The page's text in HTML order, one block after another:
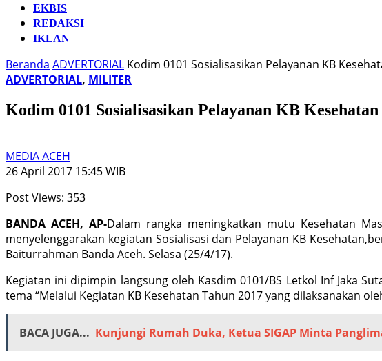
EKBIS
REDAKSI
IKLAN
Beranda ADVERTORIAL Kodim 0101 Sosialisasikan Pelayanan KB
ADVERTORIAL, MILITER
Kodim 0101 Sosialisasikan Pelayanan KB
MEDIA ACEH
26 April 2017 15:45 WIB
Post Views: 353
BANDA ACEH, AP-Dalam rangka meningkatkan mutu Kesehatan
menyelenggarakan kegiatan Sosialisasi dan Pelayanan KB
Baiturrahman Banda Aceh. Selasa (25/4/17).
Kegiatan ini dipimpin langsung oleh Kasdim 0101/BS Letkol Inf Jaka
tema “Melalui Kegiatan KB Kesehatan Tahun 2017 yang dilaksanakan
BACA JUGA... Kunjungi Rumah Duka, Ketua SIGAP Minta